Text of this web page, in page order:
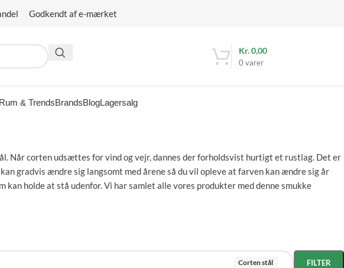
Godkendt af e-mærket
0 varer
Kr.0,00
& TrendsBrandsBlogLagersalg
Når corten udsættes for vind og vejr, dannes der forholdsvist hurtigt et rustlag. Det er
gradvis ændre sig langsomt med årene så du vil opleve at farven kan ændre sig år
holde at stå udenfor. Vi har samlet alle vores produkter med denne smukke
Corten stål FILTER